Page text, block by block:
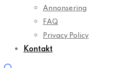
Annonsering
FAQ
Privacy Policy
Kontakt